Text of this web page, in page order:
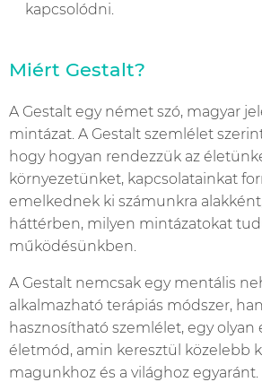
kapcsolódni.
Miért Gestalt?
A Gestalt egy német szó, magyar
mintázat. A Gestalt szemlélet
hogy hogyan rendezzük az
környezetünket, kapcsolatainkat
emelkednek ki számunkra
háttérben, milyen mintázatokat
működésünkben.
A Gestalt nemcsak egy mentális
alkalmazható terápiás módszer,
hasznosítható szemlélet, egy olyan
életmód, amin keresztül közelebb
magunkhoz és a világhoz egyaránt.